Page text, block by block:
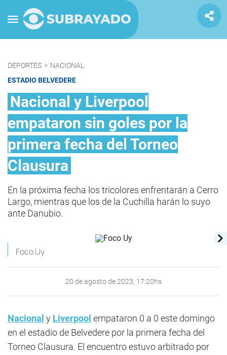
DEPORTES > NACIONAL
ESTADIO BELVEDERE
Nacional y Liverpool
empataron sin goles por la
primera fecha del Torneo
Clausura
En la próxima fecha los tricolores enfrentarán a Cerro
Largo, mientras que los de la Cuchilla harán lo suyo
ante Danubio.
Foco Uy
20 de agosto de 2023, 17:20hs
Nacional y Liverpool empataron 0 a 0 este domingo
en el estadio de Belvedere por la primera fecha del
Torneo Clausura. El encuentro estuvo arbitrado por